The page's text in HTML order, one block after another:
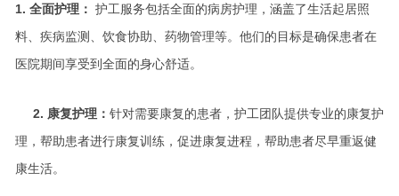
1. 全面护理： 护工服务包括全面的病房护理，涵盖了生活起居照
料、疾病监测、饮食协助、药物管理等。他们的目标是确保患者在
医院期间享受到全面的身心舒适。
2. 康复护理： 针对需要康复的患者，护工团队提供专业的康复护
理，帮助患者进行康复训练，促进康复进程，帮助患者尽早重返健
康生活。